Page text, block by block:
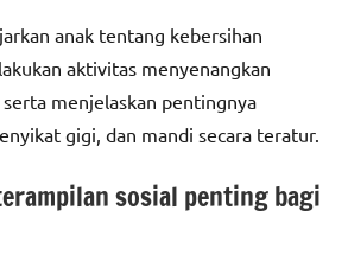
anak tentang kebersihan
aktivitas menyenangkan
menjelaskan pentingnya
gigi, dan mandi secara teratur.
sosial penting bagi